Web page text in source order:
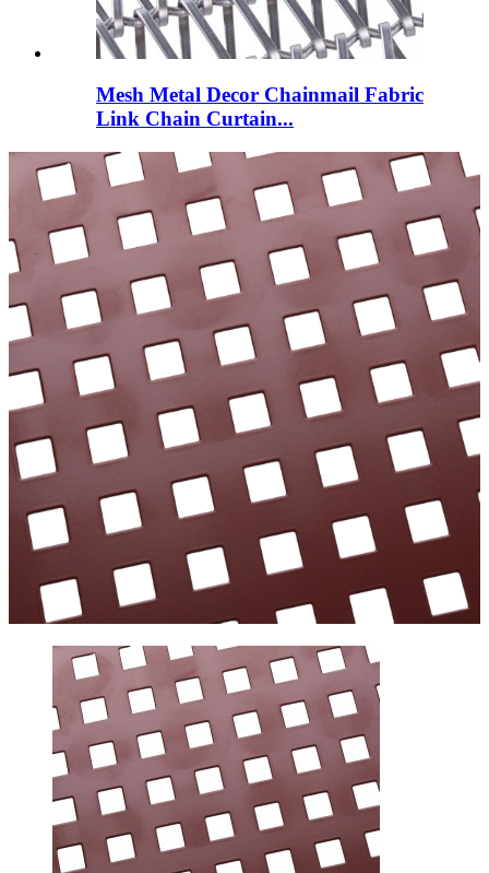
Mesh Metal Decor Chainmail Fabric
Link Chain Curtain...